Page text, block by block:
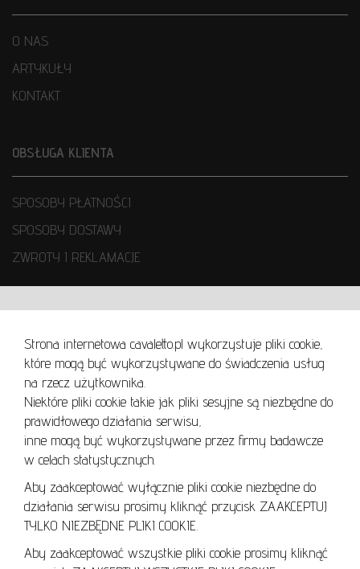
Strona internetowa cavaletto.pl wykorzystuje pliki cookie,
które mogą być wykorzystywane do świadczenia usług
na rzecz użytkownika.
Niektóre pliki cookie takie jak pliki sesyjne są niezbędne do
prawidłowego działania serwisu,
inne mogą być wykorzystywane przez firmy badawcze
w celach statystycznych.
Aby zaakceptować wyłącznie pliki cookie niezbędne do
działania serwisu prosimy kliknąć przycisk ZAAKCEPTUJ
TYLKO NIEZBĘDNE PLIKI COOKIE.
Aby zaakceptować wszystkie pliki cookie prosimy kliknąć
O NAS
ARTYKUŁY
KONTAKT
OBSŁUGA KLIENTA
SPOSOBY PŁATNOŚCI
SPOSOBY DOSTAWY
ZWROTY I REKLAMACJE
REGULAMIN
REGULAMIN AUKCJI
POLITYKA PRYWATNOŚCI
POLITYKA COOKIES